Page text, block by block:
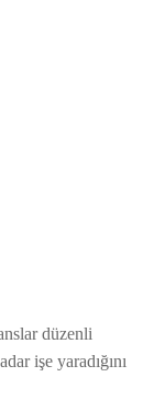
düzenli
işe yaradığını